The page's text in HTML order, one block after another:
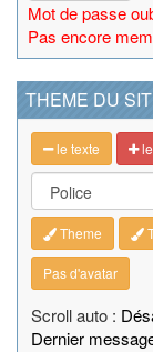
Mot de passe
Pas encore
THEME DU
le texte le
Theme
Pas d'avatar
Scroll auto :
Dernier